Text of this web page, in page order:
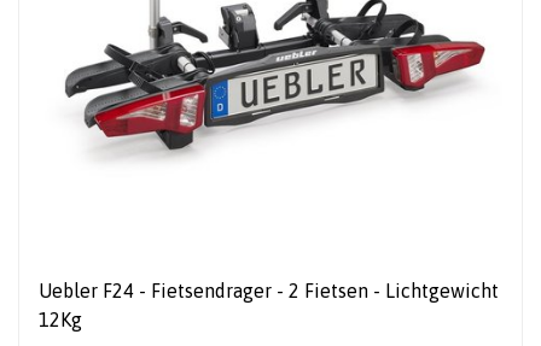
Uebler F24 - Fietsendrager - 2 Fietsen - Lichtgewicht
12Kg